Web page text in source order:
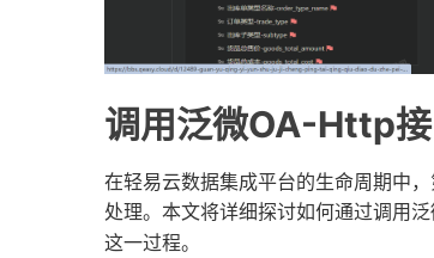
调用泛微OA-Http
在轻易云数据集成平台的生命周期中
处理。本文将详细探讨如何通过调用
这一过程。